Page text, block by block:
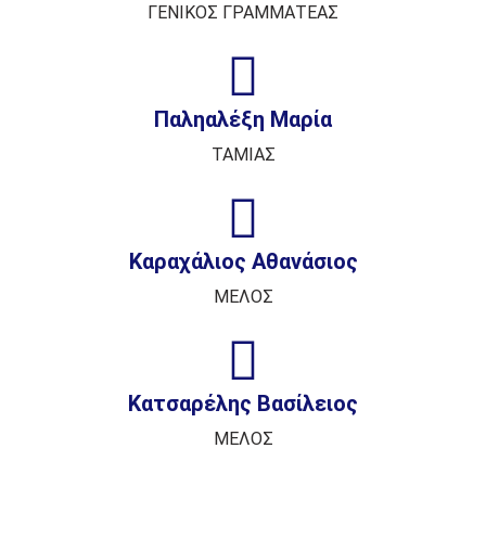
ΓΕΝΙΚΟΣ ΓΡΑΜΜΑΤΕΑΣ
Παληαλέξη Μαρία
ΤΑΜΙΑΣ
Καραχάλιος Αθανάσιος
ΜΕΛΟΣ
Κατσαρέλης Βασίλειος
ΜΕΛΟΣ